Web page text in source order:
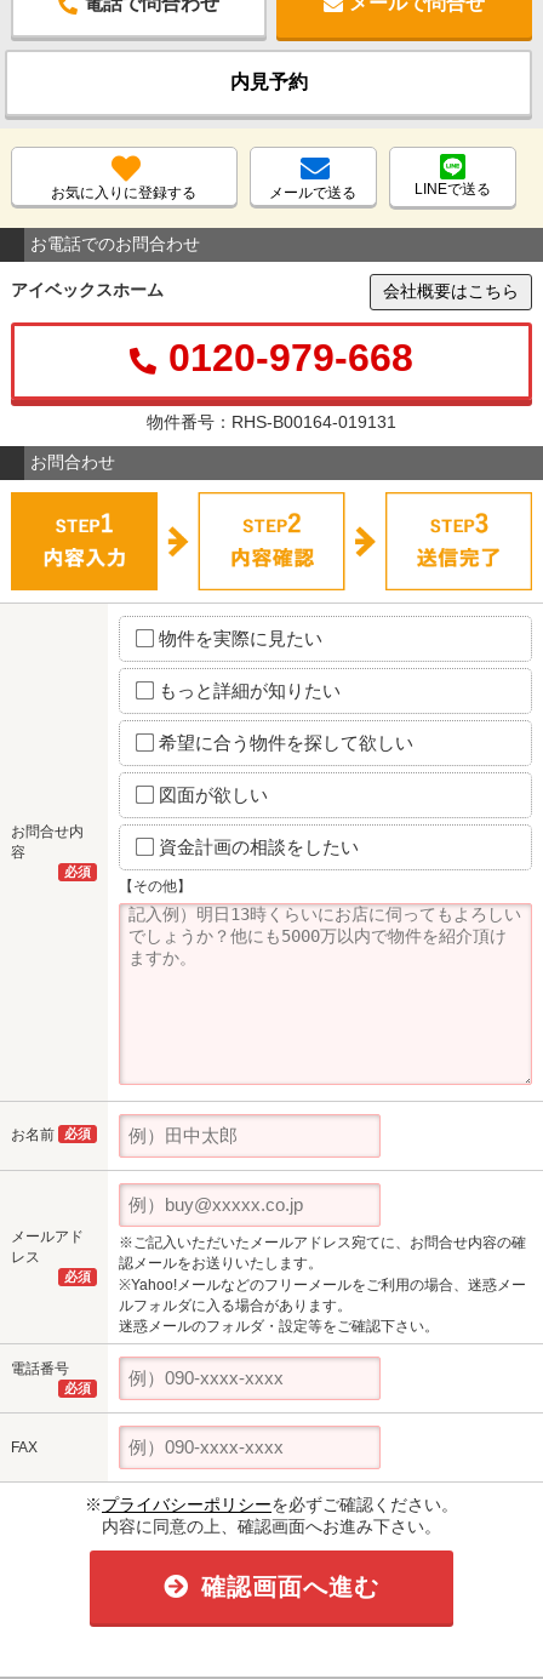
内見予約
お気に入りに登録する メールで送る LINEで送る
お電話でのお問合わせ
アイベックスホーム 会社概要はこちら
0120-979-668
物件番号：RHS-B00164-019131
お問合わせ
お問合せ内
容
必須
物件を実際に見たい
もっと詳細が知りたい
希望に合う物件を探して欲しい
図面が欲しい
資金計画の相談をしたい
【その他】
お名前 必須
メールアド
レス
必須
※ご記入いただいたメールアドレス宛てに、お問合せ内容の確
認メールをお送りいたします。
※Yahoo!メールなどのフリーメールをご利用の場合、迷惑メー
ルフォルダに入る場合があります。
迷惑メールのフォルダ・設定等をご確認下さい。
電話番号
必須
FAX
※プライバシーポリシーを必ずご確認ください。
内容に同意の上、確認画面へお進み下さい。
確認画面へ進む